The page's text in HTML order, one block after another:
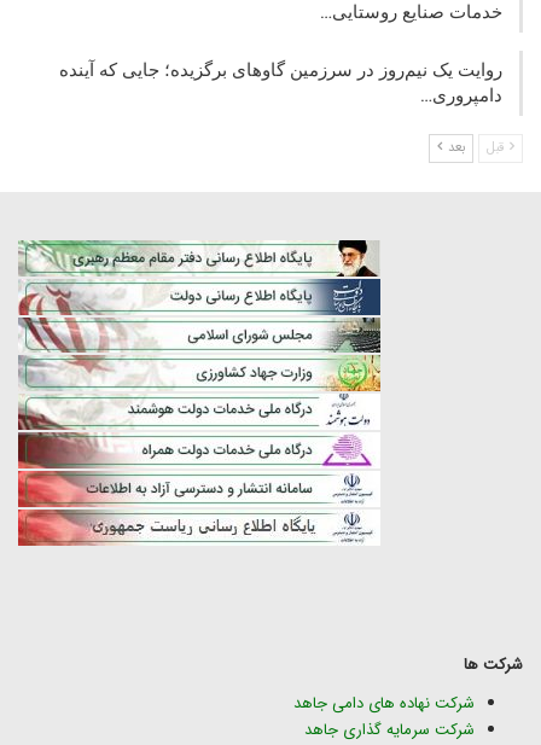
خدمات صنایع روستایی…
روایت یک نیم‌روز در سرزمین گاوهای برگزیده؛ جایی که آینده
دامپروری…
قبل بعد
شرکت ها
شرکت نهاده های دامی جاهد
شرکت سرمایه گذاری جاهد